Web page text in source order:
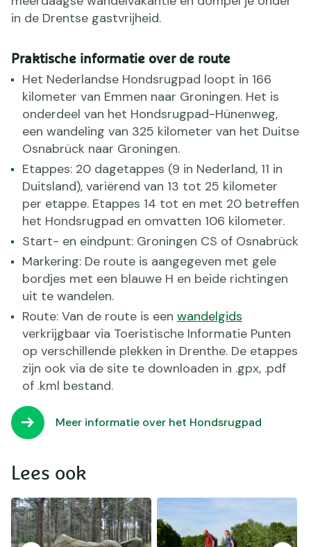
in de Drentse gastvrijheid.
Praktische informatie over de route
Het Nederlandse Hondsrugpad loopt in 166
kilometer van Emmen naar Groningen. Het is
onderdeel van het Hondsrugpad-Hünenweg,
een wandeling van 325 kilometer van het Duitse
Osnabrück naar Groningen.
Etappes: 20 dagetappes (9 in Nederland, 11 in
Duitsland), variërend van 13 tot 25 kilometer
per etappe. Etappes 14 tot en met 20 betreffen
het Hondsrugpad en omvatten 106 kilometer.
Start- en eindpunt: Groningen CS of Osnabrück
Markering: De route is aangegeven met gele
bordjes met een blauwe H en beide richtingen
uit te wandelen.
Route: Van de route is een wandelgids
verkrijgbaar via Toeristische Informatie Punten
op verschillende plekken in Drenthe. De etappes
zijn ook via de site te downloaden in .gpx, .pdf
of .kml bestand.
Meer informatie over het Hondsrugpad
Lees ook